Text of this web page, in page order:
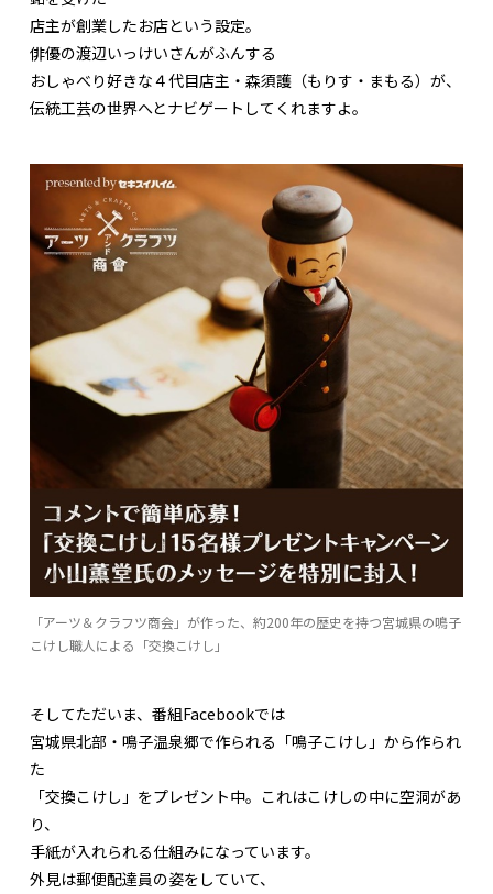
店主が創業したお店という設定。
俳優の渡辺いっけいさんがふんする
おしゃべり好きな４代目店主・森須護（もりす・まもる）が、
伝統工芸の世界へとナビゲートしてくれますよ。
「アーツ＆クラフツ商会」が作った、約200年の歴史を持つ宮城県の鳴子
こけし職人による「交換こけし」
そしてただいま、番組Facebookでは
宮城県北部・鳴子温泉郷で作られる「鳴子こけし」から作られ
た
「交換こけし」をプレゼント中。これはこけしの中に空洞があ
り、
手紙が入れられる仕組みになっています。
外見は郵便配達員の姿をしていて、